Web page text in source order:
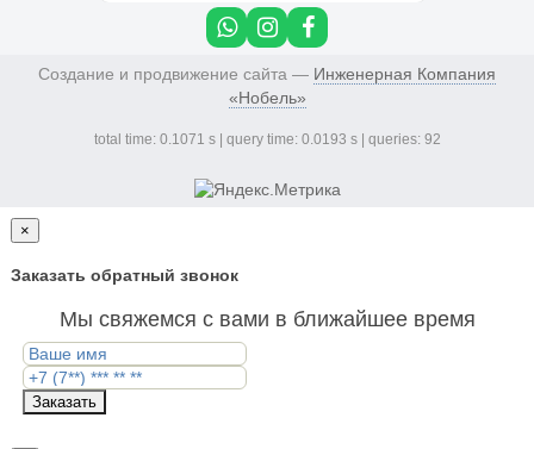
Создание и продвижение сайта — Инженерная Компания
«Нобель»
total time: 0.1071 s | query time: 0.0193 s | queries: 92
×
Заказать обратный звонок
Мы свяжемся с вами в ближайшее время
Заказать